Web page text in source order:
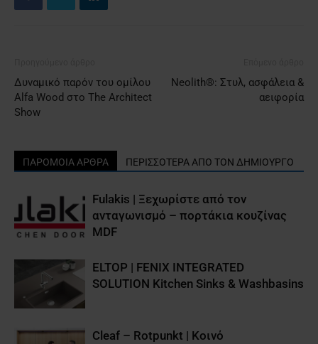
Δυναμικό παρόν του ομίλου
Alfa Wood στο The Architect
Show
Neolith®: Στυλ, ασφάλεια &
αειφορία
ΠΑΡΟΜΟΙΑ ΑΡΘΡΑ ΠΕΡΙΣΣΟΤΕΡΑ ΑΠΟ ΤΟΝ ΔΗΜΙΟΥΡΓΟ
Fulakis | Ξεχωρίστε από τον
ανταγωνισμό – πορτάκια κουζίνας
MDF
ELTOP | FENIX INTEGRATED
SOLUTION Kitchen Sinks & Washbasins
Cleaf – Rotpunkt | Κοινό